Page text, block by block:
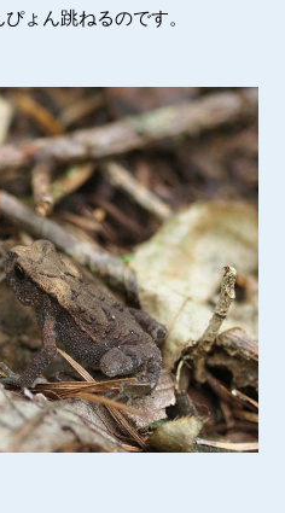
ょん跳ねるのです。